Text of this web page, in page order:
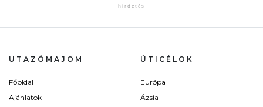
UTAZÓMAJOM
Főoldal
Ajánlatok
ÚTICÉLOK
Európa
Ázsia